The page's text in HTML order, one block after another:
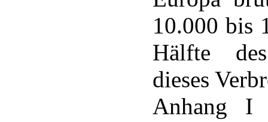
10.000 bis
Hälfte
dieses
Anhang I